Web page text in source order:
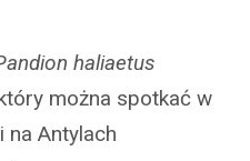
haliaetus
można spotkać w
na Antylach